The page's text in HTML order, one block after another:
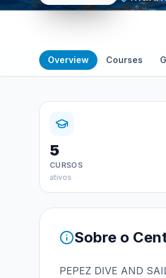
Overview Courses
5
CURSOS
ativos
Sobre o
PEPEZ DIVE AND